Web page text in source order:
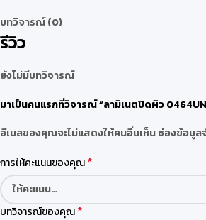
บทวิจารณ์ (0)
รีวิว
ยังไม่มีบทวิจารณ์
มาเป็นคนแรกที่วิจารณ์ “ลามิเนตปิดผิว 0464UN
อีเมลของคุณจะไม่แสดงให้คนอื่นเห็นช่องข้อมูล
การให้คะแนนของคุณ*
บทวิจารณ์ของคุณ*